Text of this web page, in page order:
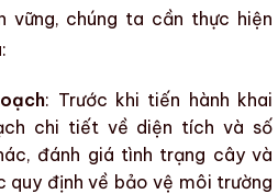
vững, chúng ta cần thực hiện
: Trước khi tiến hành khai
chi tiết về diện tích và số
đánh giá tình trạng cây và
quy định về bảo vệ môi trường